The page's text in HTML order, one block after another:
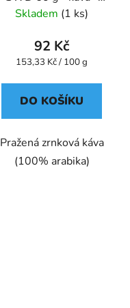
Oxalis
Skladem (1 ks)
92 Kč
Měrná
153,33 Kč / 100 g
DO KOŠÍKU
Pražená zrnková káva
(100% arabika)